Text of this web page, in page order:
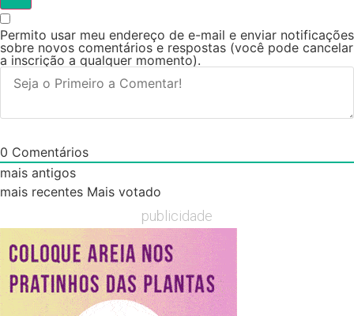
Permito usar meu endereço de e-mail e enviar notificações
sobre novos comentários e respostas (você pode cancelar
a inscrição a qualquer momento).
0 Comentários
mais antigos
mais recentes Mais votado
publicidade